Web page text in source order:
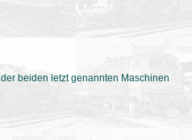
der beiden letzt genannten Maschinen